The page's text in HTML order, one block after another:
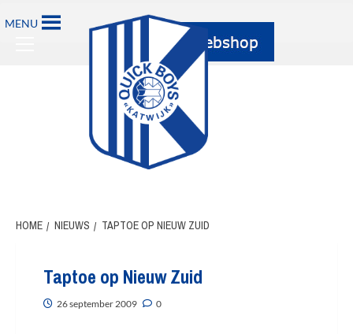
naar
MENU
Primary
HOME NIEUWS TAPTOE OP NIEUW ZUID
Taptoe op Nieuw Zuid
26 september 2009 0